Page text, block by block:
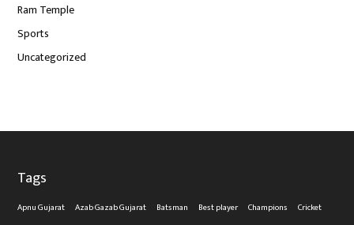
Ram Temple
Sports
Uncategorized
Tags
Apnu Gujarat Azab Gazab Gujarat Batsman Best player Champions
Cricket